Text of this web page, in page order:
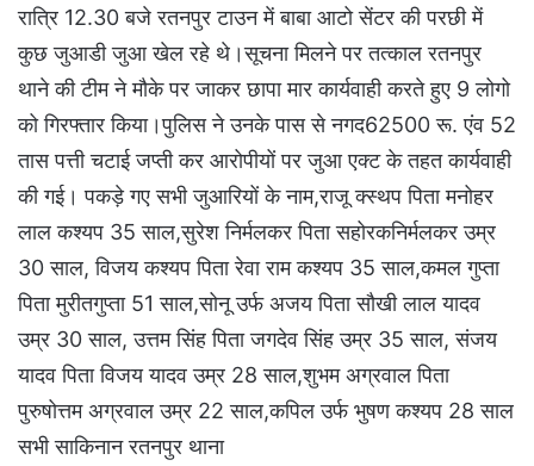
रात्रि 12.30 बजे रतनपुर टाउन में बाबा आटो सेंटर की परछी में
कुछ जुआडी जुआ खेल रहे थे।सूचना मिलने पर तत्काल रतनपुर
थाने की टीम ने मौके पर जाकर छापा मार कार्यवाही करते हुए 9 लोगो
को गिरफ्तार किया।पुलिस ने उनके पास से नगद62500 रू. एंव 52
तास पत्ती चटाई जप्ती कर आरोपीयों पर जुआ एक्ट के तहत कार्यवाही
की गई। पकड़े गए सभी जुआरियों के नाम,राजू क्स्थप पिता मनोहर
लाल कश्यप 35 साल,सुरेश निर्मलकर पिता सहोरकनिर्मलकर उम्र
30 साल, विजय कश्यप पिता रेवा राम कश्यप 35 साल,कमल गुप्ता
पिता मुरीतगुप्ता 51 साल,सोनू उर्फ अजय पिता सौखी लाल यादव
उम्र 30 साल, उत्तम सिंह पिता जगदेव सिंह उम्र 35 साल, संजय
यादव पिता विजय यादव उम्र 28 साल,शुभम अग्रवाल पिता
पुरुषोत्तम अग्रवाल उम्र 22 साल,कपिल उर्फ भुषण कश्यप 28 साल
सभी साकिनान रतनपुर थाना